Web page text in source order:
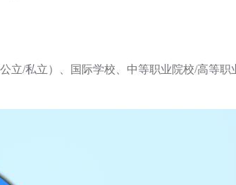
立/私立）、国际学校、中等职业院校/高等